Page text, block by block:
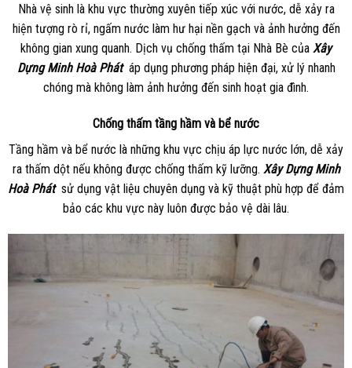
Nhà vệ sinh là khu vực thường xuyên tiếp xúc với nước, dễ xảy ra
hiện tượng rò rỉ, ngấm nước làm hư hại nền gạch và ảnh hưởng đến
không gian xung quanh. Dịch vụ chống thấm tại Nhà Bè của Xây
Dựng Minh Hoà Phát áp dụng phương pháp hiện đại, xử lý nhanh
chóng mà không làm ảnh hưởng đến sinh hoạt gia đình.
Chống thấm tầng hầm và bể nước
Tầng hầm và bể nước là những khu vực chịu áp lực nước lớn, dễ xảy
ra thấm dột nếu không được chống thấm kỹ lưỡng. Xây Dựng Minh
Hoà Phát sử dụng vật liệu chuyên dụng và kỹ thuật phù hợp để đảm
bảo các khu vực này luôn được bảo vệ dài lâu.